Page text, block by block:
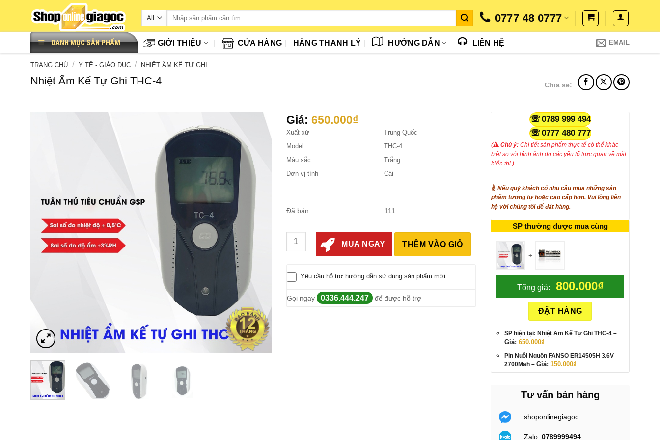
content
0777 48 0777
DANH MỤC SẢN PHẨM GIỚI THIỆU CỬA HÀNG HÀNG THANH LÝ HƯỚNG DẪN LIÊN HỆ EMAIL
TRANG CHỦ / Y TẾ - GIÁO DỤC / NHIỆT ẨM KẾ TỰ GHI
Nhiệt Ẩm Kế Tự Ghi THC-4 Chia sẻ:
Giá: 650.000₫
Xuất xứ
Trung Quốc
Model
THC-4
Màu sắc
Trắng
Đơn vị tính
Cái
Đã bán: 111
Nhiệt Ẩm Kế Tự Ghi THC-4 số lượng
MUA NGAY THÊM VÀO GIỎ
Yêu cầu hỗ trợ hướng dẫn sử dụng sản phẩm mới
Gọi ngay 0336.444.247 để được hỗ trợ
0789 999 494
0777 480 777
( Chú ý: Chi tiết sản phẩm thực tế có thể khác
biệt so với hình ảnh do các yếu tố trực quan về mặt
hiển thị.)
✌Nếu quý khách có nhu cầu mua những sản
phẩm tương tự hoặc cao cấp hơn. Vui lòng liên
hệ với chúng tôi để đặt hàng.
SP thường được mua cùng
+
Tổng giá: 800.000₫
ĐẶT HÀNG
SP hiện tại: Nhiệt Ẩm Kế Tự Ghi THC-4–
Giá:650.000₫
Pin Nuôi Nguồn FANSO ER14505H 3.6V
2700Mah–Giá: Giá
gốc
là:
150.000₫
tại
Tư vấn bán hàng
shoponlinegiagoc
Zalo: 0789999494